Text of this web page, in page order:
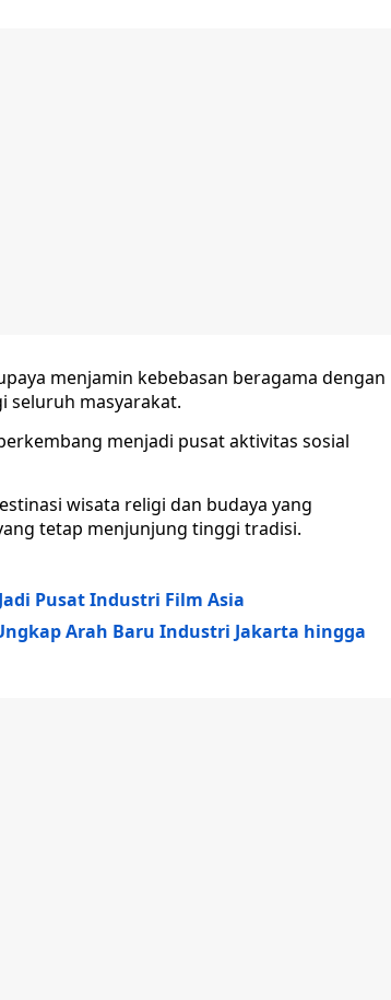
menjamin kebebasan beragama dengan
seluruh masyarakat.
menjadi pusat aktivitas sosial
wisata religi dan budaya yang
tetap menjunjung tinggi tradisi.
Pusat Industri Film Asia
Arah Baru Industri Jakarta hingga